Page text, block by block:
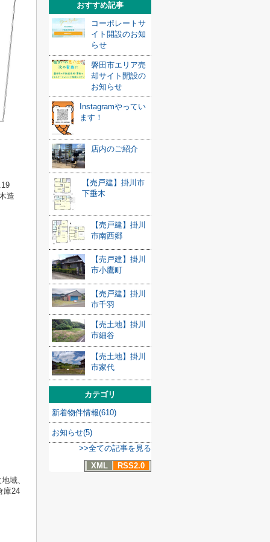
造
域、
庫24
おすすめ記事
コーポレートサ
イト開設のお知
らせ
磐田市エリア売
却サイト開設の
お知らせ
Instagramやってい
ます！
店内のご紹介
【売戸建】掛川市
下垂木
【売戸建】掛川
市南西郷
【売戸建】掛川
市小鷹町
【売戸建】掛川
市千羽
【売土地】掛川
市細谷
【売土地】掛川
市家代
カテゴリ
新着物件情報(610)
お知らせ(5)
>>全ての記事を見る
XML
RSS2.0